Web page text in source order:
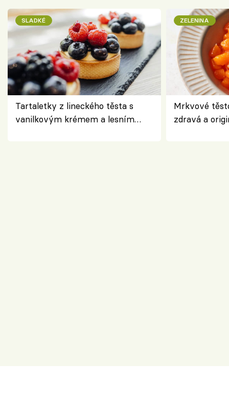
SLADKÉ
Tartaletky z lineckého těsta s
vanilkovým krémem a lesním
ZELENINA
Mrkvové
zdravá a